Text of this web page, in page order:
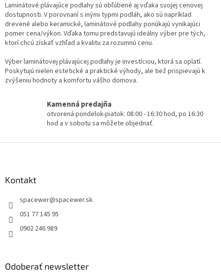
Laminátové plávajúce podlahy sú obľúbené aj vďaka svojej cenovej
dostupnosti. V porovnaní s inými typmi podláh, ako sú napríklad
drevené alebo keramické, laminátové podlahy ponúkajú vynikajúci
pomer cena/výkon. Vďaka tomu predstavujú ideálny výber pre tých,
ktorí chcú získať vzhľad a kvalitu za rozumnú cenu.
Výber laminátovej plávajúcej podlahy je investíciou, ktorá sa oplatí.
Poskytujú nielen estetické a praktické výhody, ale tiež prispievajú k
zvýšeniu hodnoty a komfortu vášho domova.
Kamenná predajňa
otvorená pondelok-piatok: 08:00 - 16:30 hod, po 16:30
hod a v sobotu sa môžete objednať.
Kontakt
spacewer@spacewer.sk
051 77 145 95
0902 246 989
Odoberať newsletter